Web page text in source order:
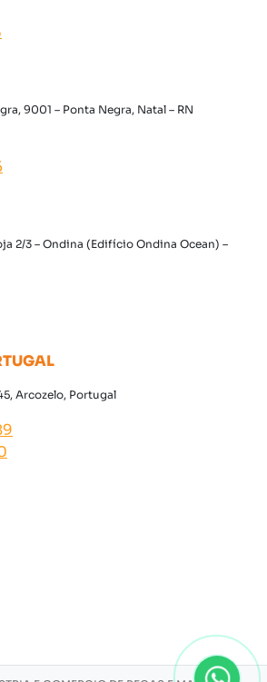
9001 – Ponta Negra, Natal – RN
2/3 – Ondina (Edifício Ondina Ocean) –
Arcozelo, Portugal